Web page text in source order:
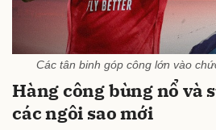
Các tân binh góp công lớn vào
Hàng công bùng nổ và
các ngôi sao mới